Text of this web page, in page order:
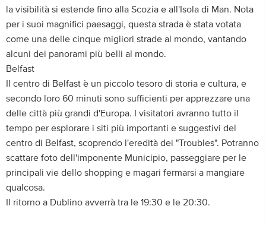
la visibilità si estende fino alla Scozia e all'Isola di Man. Nota
per i suoi magnifici paesaggi, questa strada è stata votata
come una delle cinque migliori strade al mondo, vantando
alcuni dei panorami più belli al mondo.
Belfast
Il centro di Belfast è un piccolo tesoro di storia e cultura, e
secondo loro 60 minuti sono sufficienti per apprezzare una
delle città più grandi d'Europa. I visitatori avranno tutto il
tempo per esplorare i siti più importanti e suggestivi del
centro di Belfast, scoprendo l'eredità dei "Troubles". Potranno
scattare foto dell'imponente Municipio, passeggiare per le
principali vie dello shopping e magari fermarsi a mangiare
qualcosa.
Il ritorno a Dublino avverrà tra le 19:30 e le 20:30.